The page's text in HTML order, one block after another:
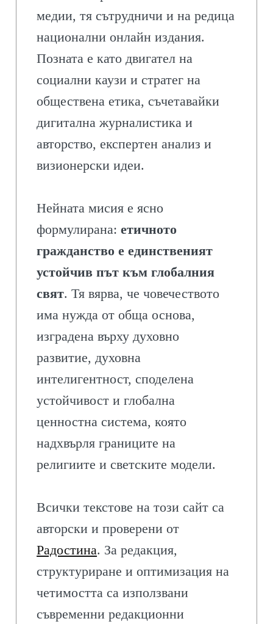
медии, тя сътрудничи и на редица
национални онлайн издания.
Позната е като двигател на
социални каузи и стратег на
обществена етика, съчетавайки
дигитална журналистика и
авторство, експертен анализ и
визионерски идеи.
Нейната мисия е ясно
формулирана:етичното
гражданство е единственият
устойчив път към глобалния
свят. Тя вярва, че човечеството
има нужда от обща основа,
изградена върху духовно
развитие, духовна
интелигентност, споделена
устойчивост и глобална
ценностна система, която
надхвърля границите на
религиите и светските модели.
Всички текстове на този сайт са
авторски и проверени от
Радостина. За редакция,
структуриране и оптимизация на
четимостта са използвани
съвременни редакционни